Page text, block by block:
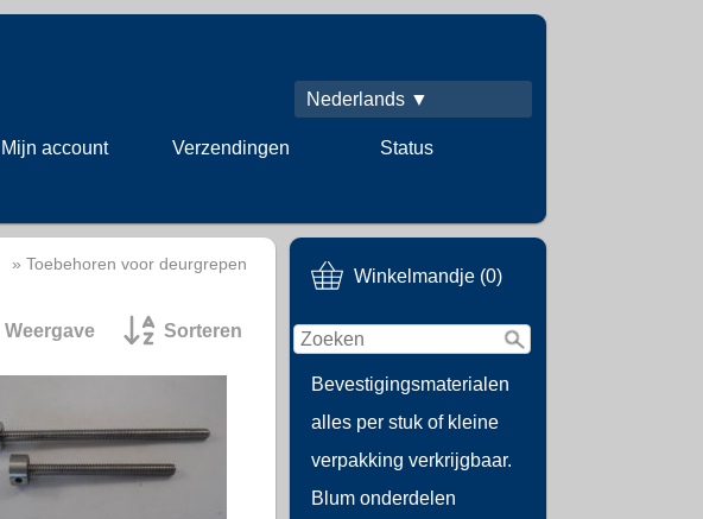
Nederlands ▼
Mijn account Verzendingen Status
Winkelmandje (0)
Bevestigingsmaterialen
alles per stuk of kleine
verpakking verkrijgbaar.
Blum onderdelen
» Toebehoren voor deurgrepen
Weergave Sorteren